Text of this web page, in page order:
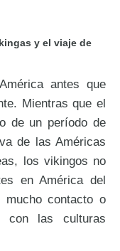
y el viaje de
antes que
Mientras que el
de un período de
de las Américas
los vikingos no
en América del
contacto o
con las culturas